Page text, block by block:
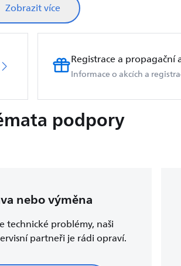
Zobrazit více
Registrace a propagační
Informace o akcích a
podpory
nebo výměna
technické problémy, naši
partneři je rádi opraví.